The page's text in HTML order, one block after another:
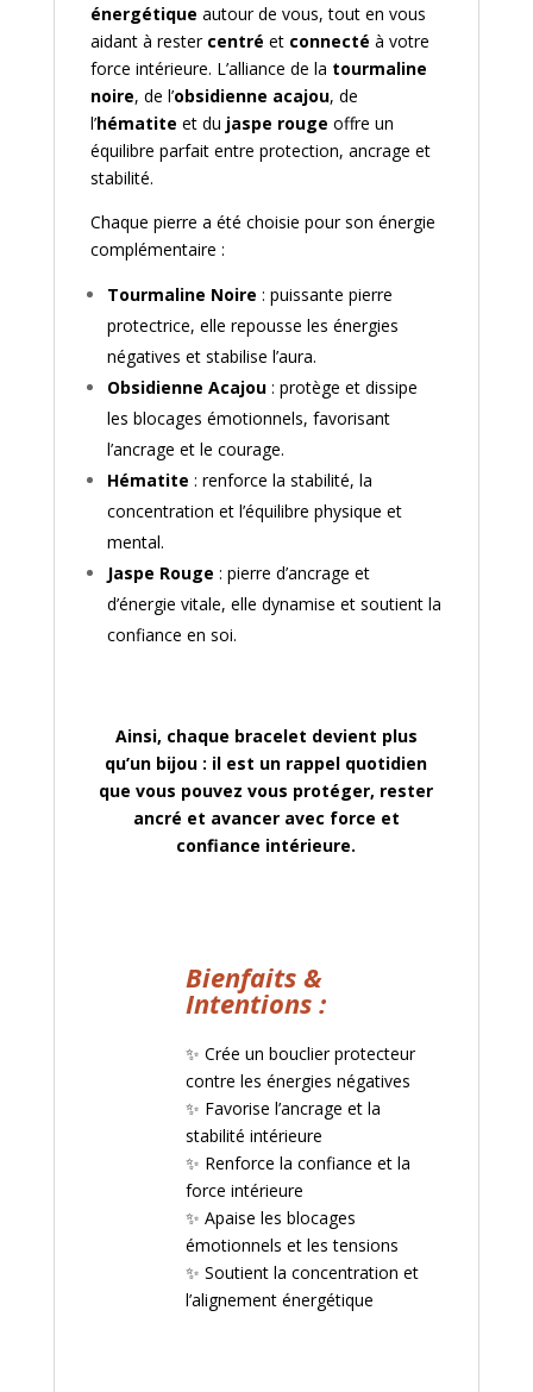
énergétique autour de vous, tout en vous
aidant à rester centré et connecté à votre
force intérieure. L’alliance de la tourmaline
noire, de l’obsidienne acajou, de
l’hématite et du jaspe rouge offre un
équilibre parfait entre protection, ancrage et
stabilité.
Chaque pierre a été choisie pour son énergie
complémentaire :
Tourmaline Noire : puissante pierre
protectrice, elle repousse les énergies
négatives et stabilise l’aura.
Obsidienne Acajou: protège et dissipe
les blocages émotionnels, favorisant
l’ancrage et le courage.
Hématite : renforce la stabilité, la
concentration et l’équilibre physique et
mental.
Jaspe Rouge : pierre d’ancrage et
d’énergie vitale, elle dynamise et soutient la
confiance en soi.
Ainsi, chaque bracelet devient plus
qu’un bijou : il est un rappel quotidien
que vous pouvez vous protéger, rester
ancré et avancer avec force et
confiance intérieure.
Bienfaits &
Intentions :
✨ Crée un bouclier protecteur
contre les énergies négatives
✨ Favorise l’ancrage et la
stabilité intérieure
✨ Renforce la confiance et la
force intérieure
✨ Apaise les blocages
émotionnels et les tensions
✨ Soutient la concentration et
l’alignement énergétique